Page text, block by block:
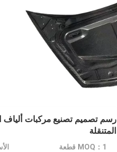
رسم تصميم تصنيع مركبات ألياف
المتنقلة
MOQ：1 قطعة